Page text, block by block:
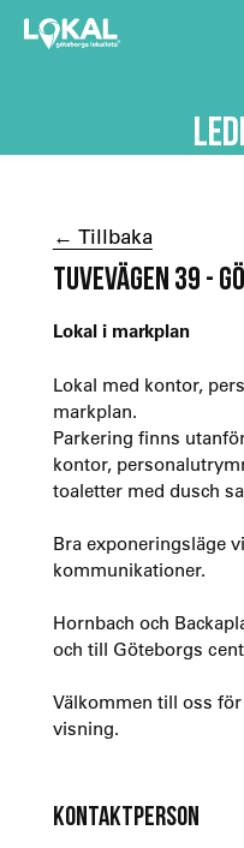
← Tillbaka
TUVEVÄGEN 39 -
Lokal i markplan
Lokal med kontor,
markplan.
Parkering finns
kontor,
toaletter med dusch
Bra exponeringsläge
kommunikationer.
Hornbach och
och till Göteborgs
Välkommen till oss
visning.
KONTAKTPERSON